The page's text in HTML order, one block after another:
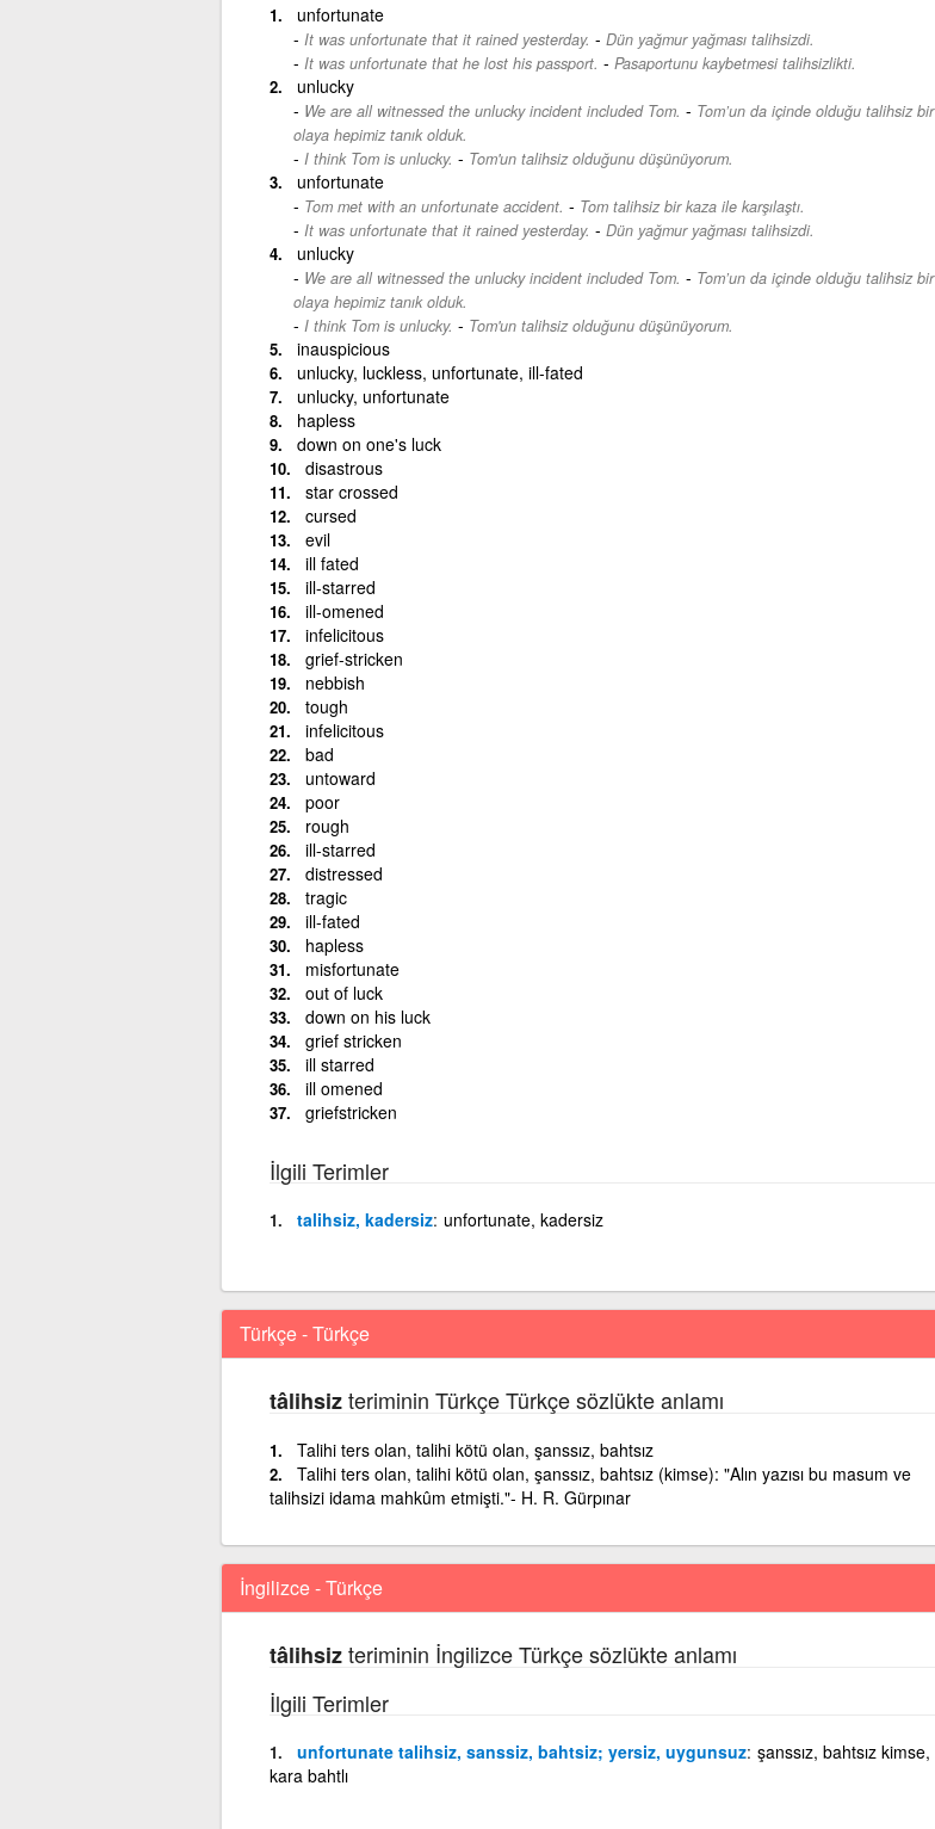
unfortunate
It was unfortunate that it rained yesterday. - Dün yağmur yağması talihsizdi.
It was unfortunate that he lost his passport. - Pasaportunu kaybetmesi talihsizlikti.
unlucky
We are all witnessed the unlucky incident included Tom. - Tom’un da içinde olduğu talihsiz bir
olaya hepimiz tanık olduk.
I think Tom is unlucky. - Tom'un talihsiz olduğunu düşünüyorum.
unfortunate
Tom met with an unfortunate accident. - Tom talihsiz bir kaza ile karşılaştı.
It was unfortunate that it rained yesterday. - Dün yağmur yağması talihsizdi.
unlucky
We are all witnessed the unlucky incident included Tom. - Tom’un da içinde olduğu talihsiz bir
olaya hepimiz tanık olduk.
I think Tom is unlucky. - Tom'un talihsiz olduğunu düşünüyorum.
inauspicious
unlucky, luckless, unfortunate, ill-fated
unlucky, unfortunate
hapless
down on one's luck
disastrous
star crossed
cursed
evil
ill fated
ill-starred
ill-omened
infelicitous
grief-stricken
nebbish
tough
infelicitous
bad
untoward
poor
rough
ill-starred
distressed
tragic
ill-fated
hapless
misfortunate
out of luck
down on his luck
grief stricken
ill starred
ill omened
griefstricken
İlgili Terimler
talihsiz, kadersiz unfortunate, kadersiz
Türkçe - Türkçe
tâlihsizteriminin Türkçe Türkçe sözlükte anlamı
Talihi ters olan, talihi kötü olan, şanssız, bahtsız
Talihi ters olan, talihi kötü olan, şanssız, bahtsız (kimse): "Alın yazısı bu masum ve
talihsizi idama mahkûm etmişti."- H. R. Gürpınar
İngilizce - Türkçe
tâlihsizteriminin İngilizce Türkçe sözlükte anlamı
İlgili Terimler
unfortunate talihsiz, sanssiz, bahtsiz; yersiz, uygunsuz şanssız, bahtsız kimse,
kara bahtlı